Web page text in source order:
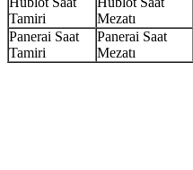
Tamiri
Mezatı
Panerai Saat
Tamiri
Panerai Saat
Mezatı